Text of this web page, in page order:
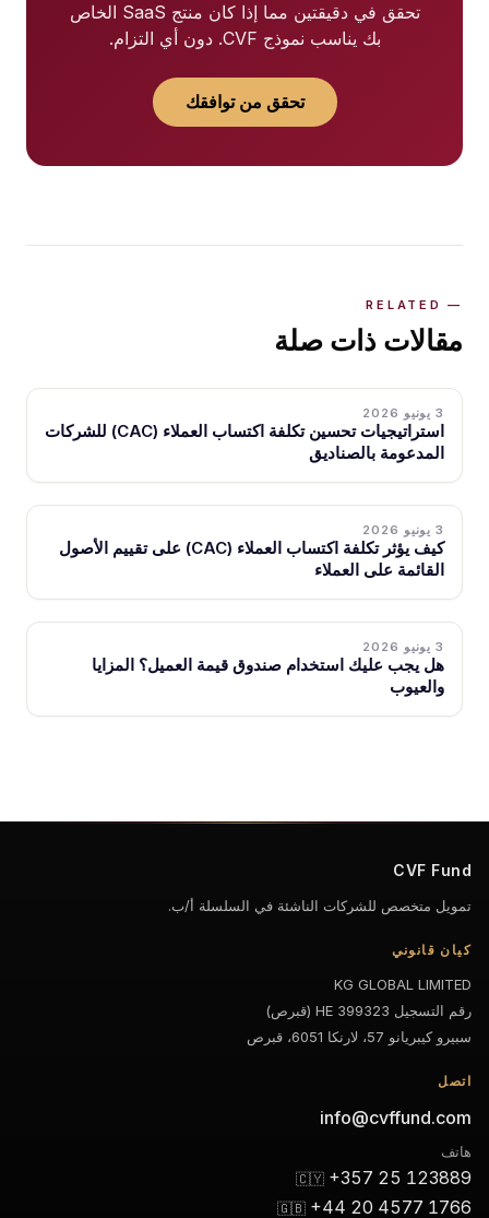
تحقق في دقيقتين مما إذا كان منتج SaaS الخاص
بك يناسب نموذج CVF. دون أي التزام.
تحقق من توافقك
مقالات ذات صلة
3 يونيو 2026
استراتيجيات تحسين تكلفة اكتساب العملاء (CAC) للشركات
المدعومة بالصناديق
3 يونيو 2026
كيف يؤثر تكلفة اكتساب العملاء (CAC) على تقييم الأصول
القائمة على العملاء
3 يونيو 2026
هل يجب عليك استخدام صندوق قيمة العميل؟ المزايا
والعيوب
CVF Fund
تمويل متخصص للشركات الناشئة في السلسلة أ/ب.
كيان قانوني
KG GLOBAL LIMITED
رقم التسجيل HE 399323 (قبرص)
سبيرو كيبريانو 57، لارنكا 6051، قبرص
اتصل
info@cvffund.com
هاتف
🇨🇾 +357 25 123889
🇬🇧 +44 20 4577 1766